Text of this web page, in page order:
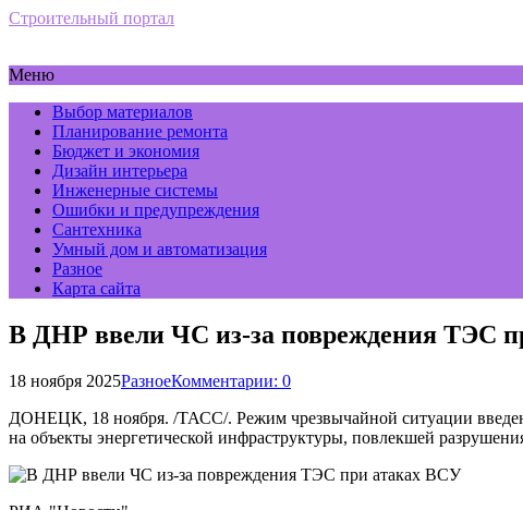
Строительный портал
Меню
Выбор материалов
Планирование ремонта
Бюджет и экономия
Дизайн интерьера
Инженерные системы
Ошибки и предупреждения
Сантехника
Умный дом и автоматизация
Разное
Карта сайта
В ДНР ввели ЧС из-за повреждения ТЭС
18 ноября 2025РазноеКомментарии: 0
ДОНЕЦК, 18 ноября. /ТАСС/. Режим чрезвычайной ситуации введен
на объекты энергетической инфраструктуры, повлекшей